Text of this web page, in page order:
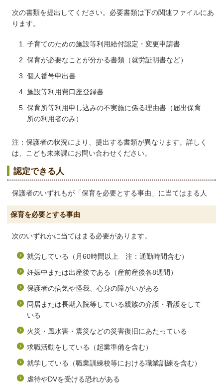
次の書類を提出してください。必要書類は下の関連ファイルにあ
ります。
子育てのための施設等利用給付認定・変更申請書
保育が必要なことが分かる書類（就労証明書など）
個人番号申出書
施設等利用費口座登録書
保育所等利用申し込みの不実施に係る理由書（届出保育
所の利用者のみ）
注：保護者の状況により、提出する書類が異なります。詳しく
は、こども未来課にお問い合わせください。
認定できる人
保護者のいずれもが「保育を必要とする事由」に当てはまる人
保育を必要とする事由
次のいずれかに当てはまる必要があります。
就労している（月60時間以上 注：通勤時間含む）
妊娠中または出産後である（産前産後各8週間）
保護者の病気や怪我、心身の障がいがある
同居または長期入院等している親族の介護・看護をして
いる
火災・風水害・震災などの災害復旧にあたっている
求職活動をしている（起業準備を含む）
就学している（職業訓練校等における職業訓練を含む）
虐待やDVを受ける恐れがある